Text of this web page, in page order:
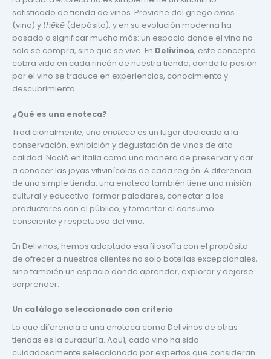
sofisticado de tienda de vinos. Proviene del griego oinos
(vino) y thēkē(depósito), y en su evolución moderna ha
pasado a significar mucho más: un espacio donde el vino no
solo se compra, sino que se vive. En Delivinos, este concepto
cobra vida en cada rincón de nuestra tienda, donde la pasión
por el vino se traduce en experiencias, conocimiento y
descubrimiento.
¿Qué es una enoteca?
Tradicionalmente, una enoteca es un lugar dedicado a la
conservación, exhibición y degustación de vinos de alta
calidad. Nació en Italia como una manera de preservar y dar
a conocer las joyas vitivinícolas de cada región. A diferencia
de una simple tienda, una enoteca también tiene una misión
cultural y educativa: formar paladares, conectar a los
productores con el público, y fomentar el consumo
consciente y respetuoso del vino.
En Delivinos, hemos adoptado esa filosofía con el propósito
de ofrecer a nuestros clientes no solo botellas excepcionales,
sino también un espacio donde aprender, explorar y dejarse
sorprender.
Un catálogo seleccionado con criterio
Lo que diferencia a una enoteca como Delivinos de otras
tiendas es la curaduría. Aquí, cada vino ha sido
cuidadosamente seleccionado por expertos que consideran